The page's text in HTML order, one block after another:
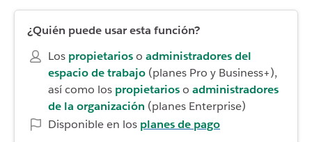
¿Quién puede usar esta función?
Los propietarioso administradores del
espacio de trabajo (planes Pro y Business+),
así como los propietarioso administradores
de la organización (planes Enterprise)
Disponible en los planes de pago